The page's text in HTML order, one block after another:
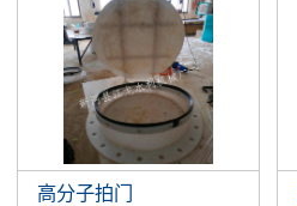
高分子拍门